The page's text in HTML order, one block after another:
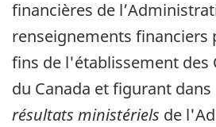
financières de
renseignements financiers
fins de l'établissement des
du Canada et figurant dans
résultats ministériels de